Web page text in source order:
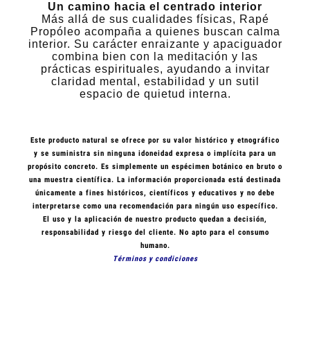
Un camino hacia el centrado interior
Más allá de sus cualidades físicas, Rapé
Propóleo acompaña a quienes buscan calma
interior. Su carácter enraizante y apaciguador
combina bien con la meditación y las
prácticas espirituales, ayudando a invitar
claridad mental, estabilidad y un sutil
espacio de quietud interna.
Este producto natural se ofrece por su valor histórico y etnográfico
y se suministra sin ninguna idoneidad expresa o implícita para un
propósito concreto. Es simplemente un espécimen botánico en bruto o
una muestra científica. La información proporcionada está destinada
únicamente a fines históricos, científicos y educativos y no debe
interpretarse como una recomendación para ningún uso específico.
El uso y la aplicación de nuestro producto quedan a decisión,
responsabilidad y riesgo del cliente. No apto para el consumo
humano.
Términos y condiciones